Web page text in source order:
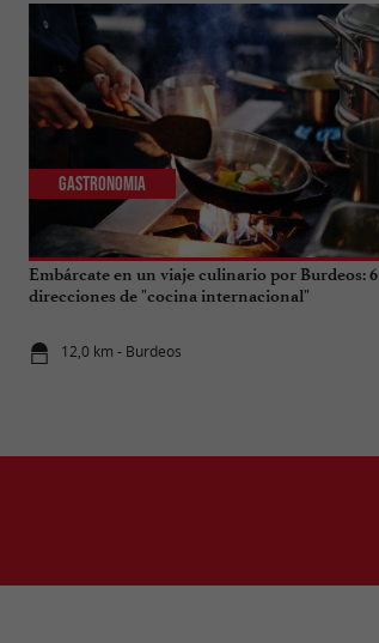
Embárcate en un viaje culinario por Burdeos: 6
direcciones de "cocina internacional"
12,0 km - Burdeos
Gastronomia